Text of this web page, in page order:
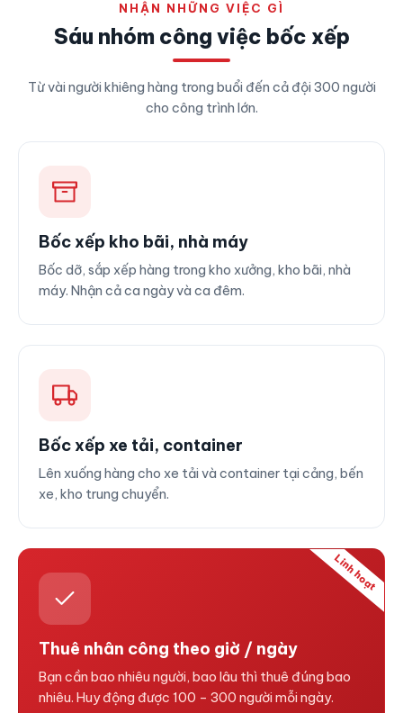
NHẬN NHỮNG VIỆC GÌ
Sáu nhóm công việc bốc xếp
Từ vài người khiêng hàng trong buổi đến cả đội 300 người
cho công trình lớn.
Bốc xếp kho bãi, nhà máy
Bốc dỡ, sắp xếp hàng trong kho xưởng, kho bãi, nhà
máy. Nhận cả ca ngày và ca đêm.
Bốc xếp xe tải, container
Lên xuống hàng cho xe tải và container tại cảng, bến
xe, kho trung chuyển.
Linh hoạt
Thuê nhân công theo giờ / ngày
Bạn cần bao nhiêu người, bao lâu thì thuê đúng bao
nhiêu. Huy động được 100 – 300 người mỗi ngày.